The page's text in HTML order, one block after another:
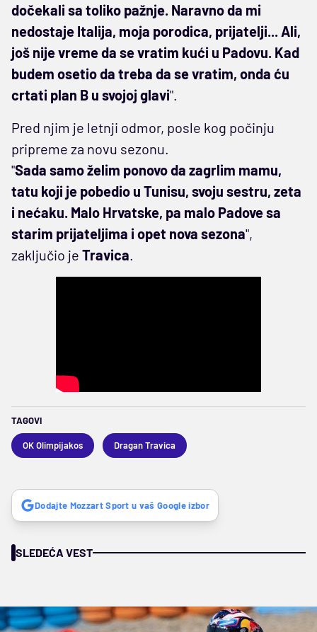
dočekali sa toliko pažnje. Naravno da mi
nedostaje Italija, moja porodica, prijatelji... Ali,
još nije vreme da se vratim kući u Padovu. Kad
budem osetio da treba da se vratim, onda ću
crtati plan B u svojoj glavi".
Pred njim je letnji odmor, posle kog počinju
pripreme za novu sezonu.
"Sada samo želim ponovo da zagrlim mamu,
tatu koji je pobedio u Tunisu, svoju sestru, zeta
i nećaku. Malo Hrvatske, pa malo Padove sa
starim prijateljima i opet nova sezona",
zaključio je Travica.
TAGOVI
OK Olimpijakos Dragan Travica
Dodajte Mozzart Sport u vaš Google izbor
SLEDEĆA VEST